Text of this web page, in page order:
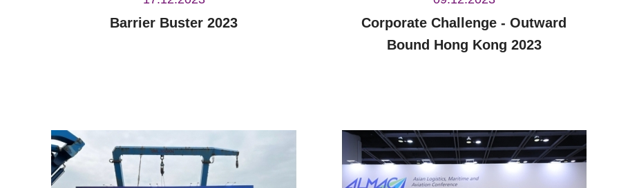
Barrier Buster 2023
Corporate Challenge - Outward
Bound Hong Kong 2023